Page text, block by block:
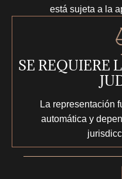
está sujeta a la
SE REQUIERE
La representación
automática y